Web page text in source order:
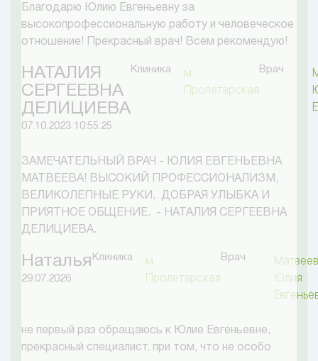
Благодарю Юлию Евгеньевну за
высокопрофессиональную работу и человеческое
отношение! Прекрасный врач! Всем рекомендую!
НАТАЛИЯ
СЕРГЕЕВНА
ДЕЛИЦИЕВА
07.10.2023 10:55:25
Клиника
м.
Пролетарская
Врач
ЗАМЕЧАТЕЛЬНЫЙ ВРАЧ - ЮЛИЯ ЕВГЕНЬЕВНА
МАТВЕЕВА! ВЫСОКИЙ ПРОФЕССИОНАЛИЗМ,
ВЕЛИКОЛЕПНЫЕ РУКИ, ДОБРАЯ УЛЫБКА И
ПРИЯТНОЕ ОБЩЕНИЕ. - НАТАЛИЯ СЕРГЕЕВНА
ДЕЛИЦИЕВА.
Наталья
29.07.2026
Клиника
м.
Пролетарская
Врач
Юлия
не первый раз обращаюсь к Юлие Евгеньевне,
прекрасный специалист. при том, что не особо